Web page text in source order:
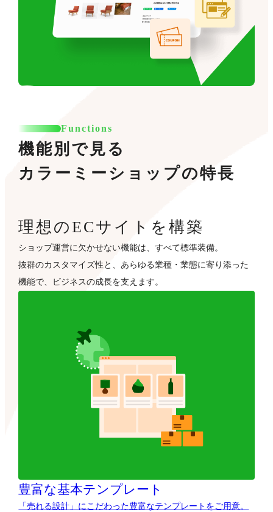
Functions
機能別で見る
カラーミーショップの特長
理想のECサイトを構築
ショップ運営に欠かせない機能は、すべて標準装備。
抜群のカスタマイズ性と、あらゆる業種・業態に寄り添った
機能で、ビジネスの成長を支えます。
豊富な基本テンプレート
「売れる設計」にこだわった豊富なテンプレートをご用意。